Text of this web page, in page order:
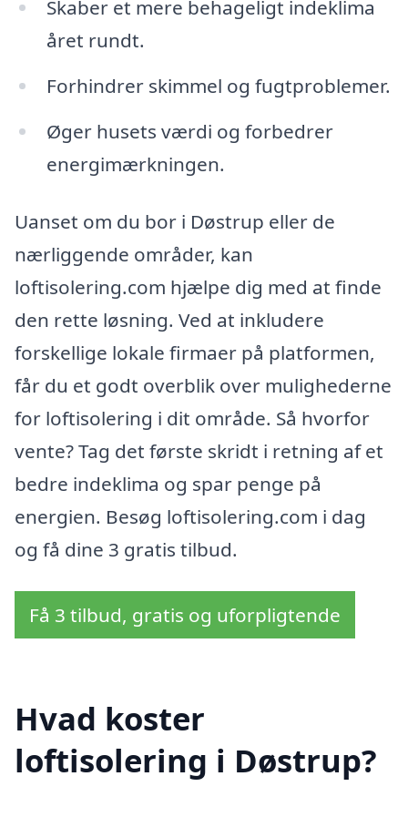
Skaber et mere behageligt indeklima
året rundt.
Forhindrer skimmel og fugtproblemer.
Øger husets værdi og forbedrer
energimærkningen.
Uanset om du bor i Døstrup eller de
nærliggende områder, kan
loftisolering.com hjælpe dig med at finde
den rette løsning. Ved at inkludere
forskellige lokale firmaer på platformen,
får du et godt overblik over mulighederne
for loftisolering i dit område. Så hvorfor
vente? Tag det første skridt i retning af et
bedre indeklima og spar penge på
energien. Besøg loftisolering.com i dag
og få dine 3 gratis tilbud.
Få 3 tilbud, gratis og uforpligtende
Hvad koster
loftisolering i Døstrup?